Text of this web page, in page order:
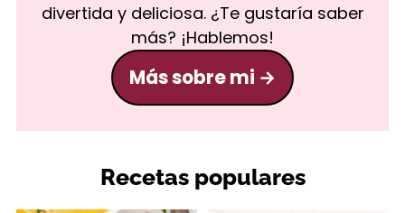
divertida y deliciosa. ¿Te gustaría saber
más? ¡Hablemos!
Más sobre mi
Recetas populares